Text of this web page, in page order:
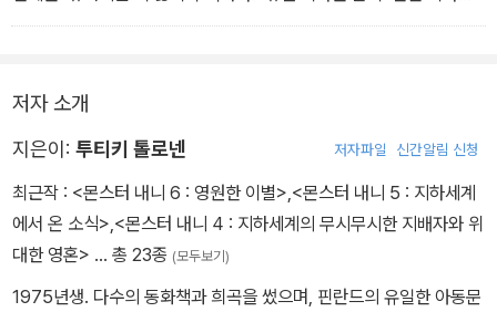
뜻임에도 불구하고 말이다.
저자 소개
지은이: 투티키 톨로넨 저자파일 신간알림 신청
최근작 : <몬스터 내니 6 : 영원한 이별>,<몬스터 내니 5 : 지하세계
에서 온 소식>,<몬스터 내니 4 : 지하세계의 무시무시한 지배자와 위
대한 영혼> … 총 23종 (모두보기)
1975년생. 다수의 동화책과 희곡을 썼으며, 핀란드의 유일한 아동문